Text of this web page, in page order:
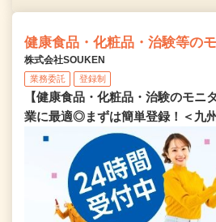
健康食品・化粧品・治験等の
株式会社SOUKEN
業務委託 登録制
【健康食品・化粧品・治験のモニ
業に最適◎まずは簡単登録！＜九